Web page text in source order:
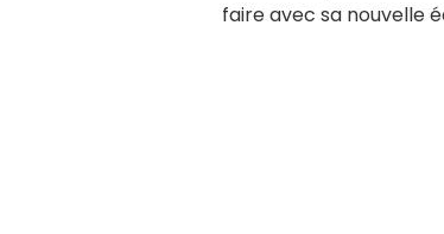
faire avec sa nouvelle